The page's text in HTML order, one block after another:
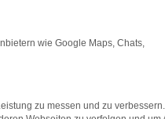
die Seite in
wie Google Maps, Chats,
zu messen und zu